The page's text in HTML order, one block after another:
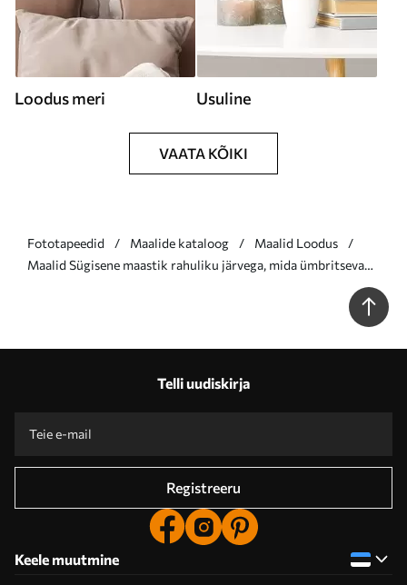
Loodus meri Usuline
VAATA KÕIKI
Fototapeedid Maalide kataloog
Maalid Loodus
Maalid Sügisene maastik rahuliku järvega, mida ümbritsevad
Telli uudiskirja
Registreeru
Keele muutmine